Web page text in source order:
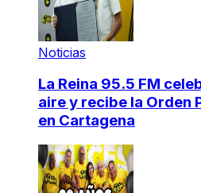
Noticias
La Reina 95.5 FM
aire y recibe la Orden
en Cartagena